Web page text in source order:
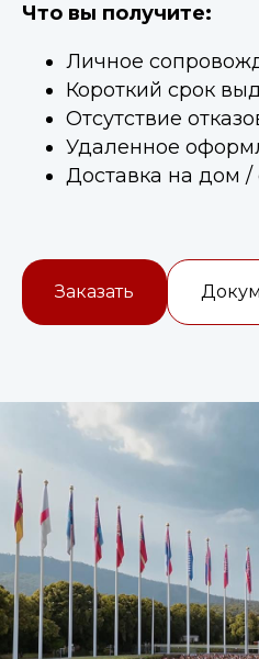
Что вы получите:
Личное
Короткий срок
Отсутствие
Удаленное
Доставка на дом
Заказать